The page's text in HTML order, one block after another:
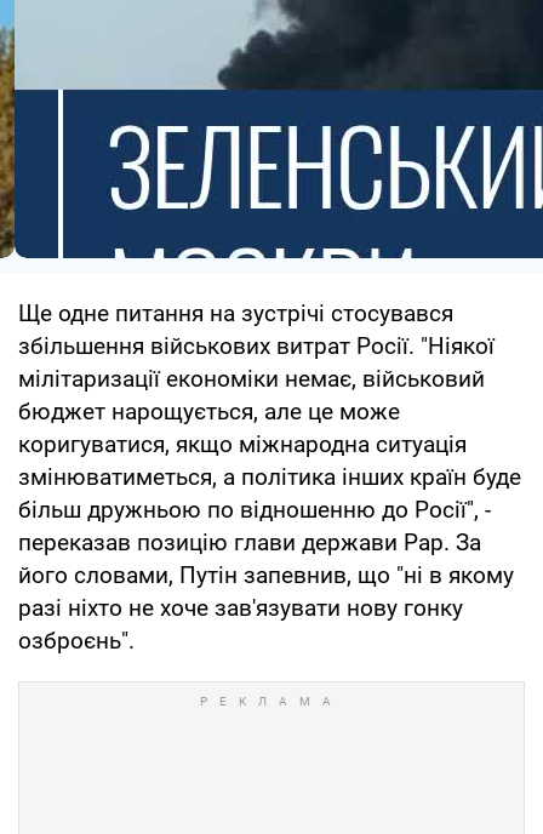
Ще одне питання на зустрічі стосувався
збільшення військових витрат Росії. "Ніякої
мілітаризації економіки немає, військовий
бюджет нарощується, але це може
коригуватися, якщо міжнародна ситуація
змінюватиметься, а політика інших країн буде
більш дружньою по відношенню до Росії", -
переказав позицію глави держави Рар. За
його словами, Путін запевнив, що "ні в якому
разі ніхто не хоче зав'язувати нову гонку
озброєнь".